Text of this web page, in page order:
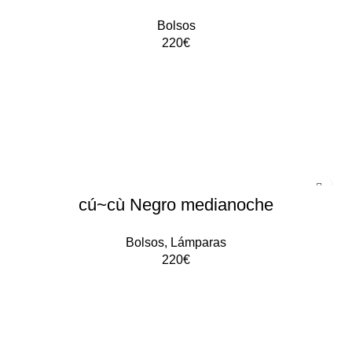
Bolsos
220€
cú~cù Negro medianoche
Bolsos, Lámparas
220€